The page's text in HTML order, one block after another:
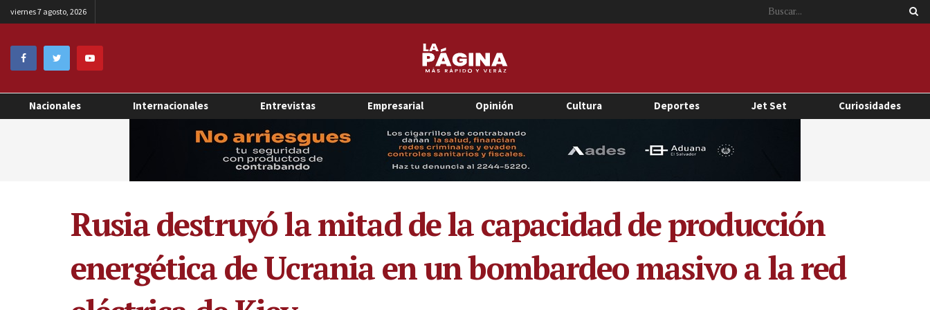
viernes 7 agosto, 2026
Nacionales Internacionales Entrevistas Empresarial Opinión Cultura Deportes Jet Set Curiosidades
Rusia destruyó la mitad de la capacidad de producción
energética de Ucrania en un bombardeo masivo a la red